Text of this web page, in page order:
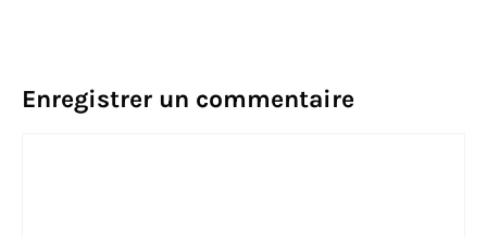
Enregistrer un commentaire